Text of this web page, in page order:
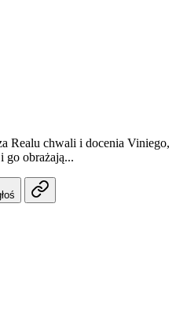
Realu chwali i docenia Viniego,
go obrażają...